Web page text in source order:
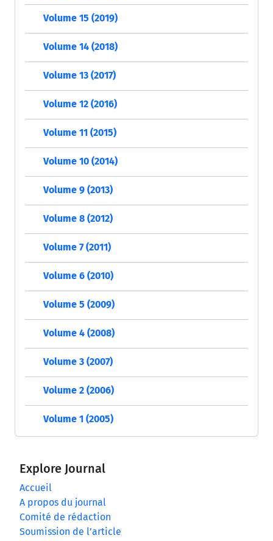
Volume 15 (2019)
Volume 14 (2018)
Volume 13 (2017)
Volume 12 (2016)
Volume 11 (2015)
Volume 10 (2014)
Volume 9 (2013)
Volume 8 (2012)
Volume 7 (2011)
Volume 6 (2010)
Volume 5 (2009)
Volume 4 (2008)
Volume 3 (2007)
Volume 2 (2006)
Volume 1 (2005)
Explore Journal
Accueil
A propos du journal
Comité de rédaction
Soumission de l’article